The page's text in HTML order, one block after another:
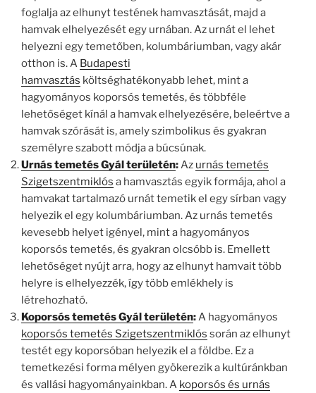
foglalja az elhunyt testének hamvasztását, majd a
hamvak elhelyezését egy urnában. Az urnát el lehet
helyezni egy temetőben, kolumbáriumban, vagy akár
otthon is. A Budapesti
hamvasztás költséghatékonyabb lehet, mint a
hagyományos koporsós temetés, és többféle
lehetőséget kínál a hamvak elhelyezésére, beleértve a
hamvak szórását is, amely szimbolikus és gyakran
személyre szabott módja a búcsúnak.
Urnás temetés Gyál területén:Az urnás temetés
Szigetszentmiklós a hamvasztás egyik formája, ahol a
hamvakat tartalmazó urnát temetik el egy sírban vagy
helyezik el egy kolumbáriumban. Az urnás temetés
kevesebb helyet igényel, mint a hagyományos
koporsós temetés, és gyakran olcsóbb is. Emellett
lehetőséget nyújt arra, hogy az elhunyt hamvait több
helyre is elhelyezzék, így több emlékhely is
létrehozható.
Koporsós temetés Gyál területén:A hagyományos
koporsós temetés Szigetszentmiklós során az elhunyt
testét egy koporsóban helyezik el a földbe. Ez a
temetkezési forma mélyen gyökerezik a kultúránkban
és vallási hagyományainkban. A koporsós és urnás